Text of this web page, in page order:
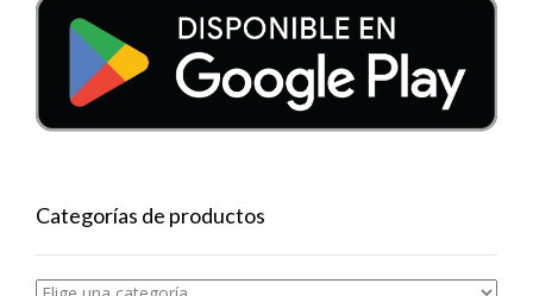
Categorías de productos